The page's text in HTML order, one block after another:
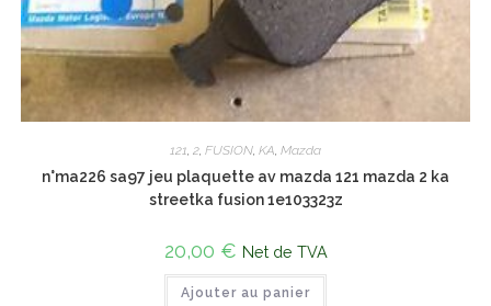
121, 2, FUSION, KA, Mazda
n°ma226 sa97 jeu plaquette av mazda 121 mazda 2 ka
streetka fusion 1e103323z
20,00 € Net de TVA
Ajouter au panier